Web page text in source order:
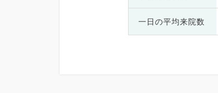
一日の平均来院数